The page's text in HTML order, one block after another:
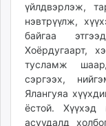
үйлдвэрлэж,
нэвтрүүлж,
байгаа
Хоёрдугаарт,
тусламж
сэргээх,
Ялангуяа
ёстой. Хүүхэд
асуудалд